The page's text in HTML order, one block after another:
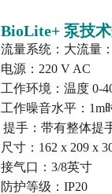
BioLite+ 泵技
流量系统：大流量
电源：220 V AC
工作环境：温度 0-
工作噪音水平：1m
提手：带有整体提
尺寸：162 x 209 x
接气口：3/8英寸
防护等级：IP20